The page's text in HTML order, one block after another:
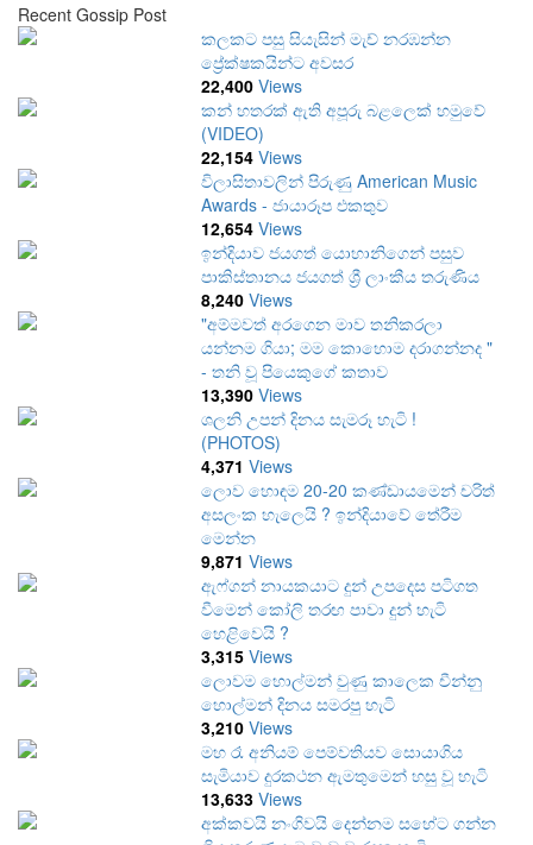
Recent Gossip Post
කලකට පසු සියැසින් මැච් නරඹන්න
ප්‍රේක්ෂකයින්ට අවසර
22,400 Views
කන් හතරක් ඇති අපූරු බළලෙක් හමුවේ
(VIDEO)
22,154 Views
විලාසිතාවලින් පිරුණු American Music
Awards - ජායාරූප එකතුව
12,654 Views
ඉන්දියාව ජයගත් යොහානිගෙන් පසුව
පාකිස්තානය ජයගත් ශ්‍රී ලාංකීය තරුණිය
8,240 Views
"අම්මවත් අරගෙන මාව තනිකරලා
යන්නම ගියා; මම කොහොම දරාගන්නද "
- තනි වූ පියෙකුගේ කතාව
13,390 Views
ශලනි උපන් දිනය සැමරූ හැටි !
(PHOTOS)
4,371 Views
ලොව හොඳම 20-20 කණ්ඩායමෙන් චරිත්
අසලංක හැලෙයි ? ඉන්දියාවේ තේරීම
මෙන්න
9,871 Views
ඇෆ්ගන් නායකයාට දුන් උපදෙස පටිගත
වීමෙන් කෝලි තරඟ පාවා දුන් හැටි
හෙළිවෙයි ?
3,315 Views
ලොවම හොල්මන් වුණු කාලෙක චීන්නු
හොල්මන් දිනය සමරපු හැටි
3,210 Views
මහ රෑ අනියම් පෙම්වතියව සොයාගිය
සැමියාව දුරකථන ඇමතුමෙන් හසු වූ හැටි
13,633 Views
අක්කවයි නංගිවයි දෙන්නම සහේට ගන්න